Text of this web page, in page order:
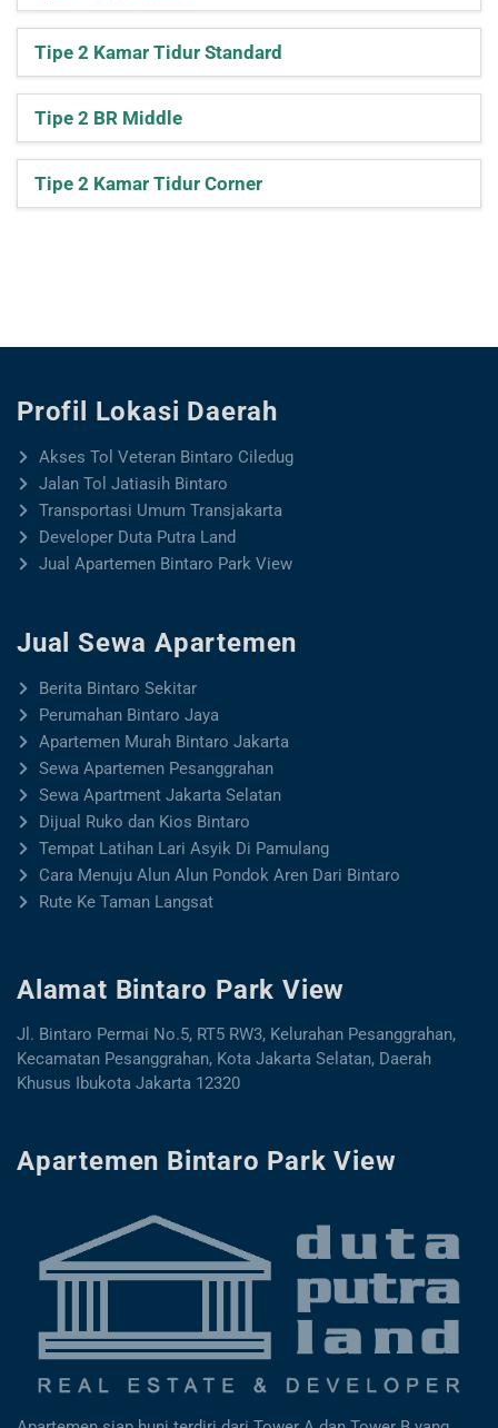
Tipe 2 Kamar Tidur Standard
Tipe 2 BR Middle
Tipe 2 Kamar Tidur Corner
Profil Lokasi Daerah
Akses Tol Veteran Bintaro Ciledug
Jalan Tol Jatiasih Bintaro
Transportasi Umum Transjakarta
Developer Duta Putra Land
Jual Apartemen Bintaro Park View
Jual Sewa Apartemen
Berita Bintaro Sekitar
Perumahan Bintaro Jaya
Apartemen Murah Bintaro Jakarta
Sewa Apartemen Pesanggrahan
Sewa Apartment Jakarta Selatan
Dijual Ruko dan Kios Bintaro
Tempat Latihan Lari Asyik Di Pamulang
Cara Menuju Alun Alun Pondok Aren Dari Bintaro
Rute Ke Taman Langsat
Alamat Bintaro Park View
Jl. Bintaro Permai No.5, RT5 RW3, Kelurahan Pesanggrahan,
Kecamatan Pesanggrahan, Kota Jakarta Selatan, Daerah
Khusus Ibukota Jakarta 12320
Apartemen Bintaro Park View